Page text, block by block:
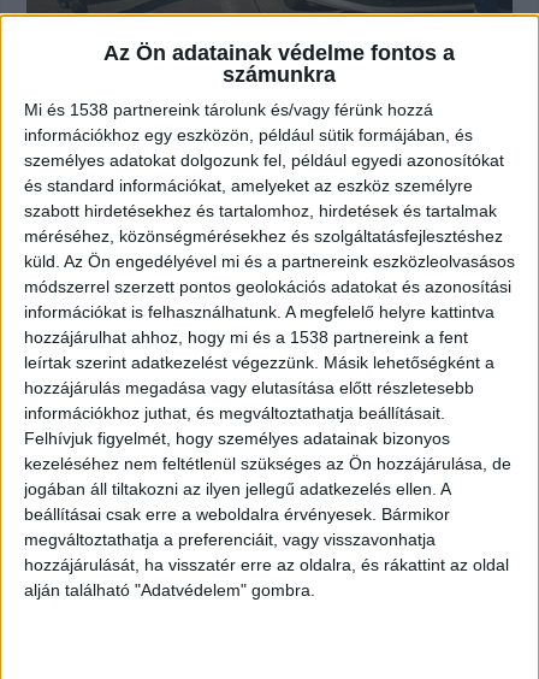
Az Ön adatainak védelme fontos a
számunkra
Mi és 1538 partnereink tárolunk és/vagy férünk hozzá
információkhoz egy eszközön, például sütik formájában, és
személyes adatokat dolgozunk fel, például egyedi azonosítókat
és standard információkat, amelyeket az eszköz személyre
szabott hirdetésekhez és tartalomhoz, hirdetések és tartalmak
méréséhez, közönségmérésekhez és szolgáltatásfejlesztéshez
küld. Az Ön engedélyével mi és a partnereink eszközleolvasásos
módszerrel szerzett pontos geolokációs adatokat és azonosítási
információkat is felhasználhatunk. A megfelelő helyre kattintva
hozzájárulhat ahhoz, hogy mi és a 1538 partnereink a fent
leírtak szerint adatkezelést végezzünk. Másik lehetőségként a
hozzájárulás megadása vagy elutasítása előtt részletesebb
információkhoz juthat, és megváltoztathatja beállításait.
Felhívjuk figyelmét, hogy személyes adatainak bizonyos
kezeléséhez nem feltétlenül szükséges az Ön hozzájárulása, de
jogában áll tiltakozni az ilyen jellegű adatkezelés ellen. A
beállításai csak erre a weboldalra érvényesek. Bármikor
megváltoztathatja a preferenciáit, vagy visszavonhatja
hozzájárulását, ha visszatér erre az oldalra, és rákattint az oldal
alján található "Adatvédelem" gombra.
Újabb nagyteljesítményű Mercit
törtek össze, ezúttal egy friss jogsis
vágta oszlopba tuningolt
terepjáróját
2023.10.1. 18:54
Különösen az Árpád-hídon történt tragikus baleset
a figyelem középpontjában állnak az...